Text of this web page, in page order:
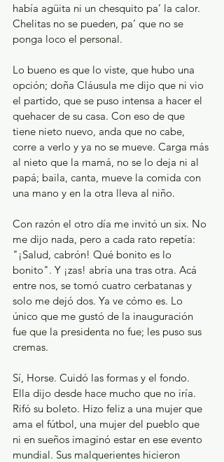
había agüita ni un chesquito pa’ la calor.
Chelitas no se pueden, pa’ que no se
ponga loco el personal.
Lo bueno es que lo viste, que hubo una
opción; doña Cláusula me dijo que ni vio
el partido, que se puso intensa a hacer el
quehacer de su casa. Con eso de que
tiene nieto nuevo, anda que no cabe,
corre a verlo y ya no se mueve. Carga más
al nieto que la mamá, no se lo deja ni al
papá; baila, canta, mueve la comida con
una mano y en la otra lleva al niño.
Con razón el otro día me invitó un six. No
me dijo nada, pero a cada rato repetía:
"¡Salud, cabrón! Qué bonito es lo
bonito". Y ¡zas! abría una tras otra. Acá
entre nos, se tomó cuatro cerbatanas y
solo me dejó dos. Ya ve cómo es. Lo
único que me gustó de la inauguración
fue que la presidenta no fue; les puso sus
cremas.
Sí, Horse. Cuidó las formas y el fondo.
Ella dijo desde hace mucho que no iría.
Rifó su boleto. Hizo feliz a una mujer que
ama el fútbol, una mujer del pueblo que
ni en sueños imaginó estar en ese evento
mundial. Sus malquerientes hicieron